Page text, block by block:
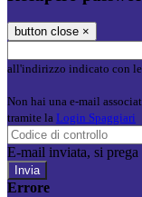
button close ×
all'indirizzo indicato con
Non hai una e-mail
tramite la Login Spaggiari
E-mail inviata, si
Errore